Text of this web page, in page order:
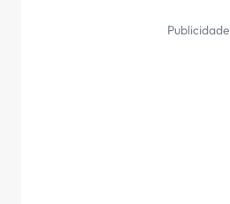
Publicidade